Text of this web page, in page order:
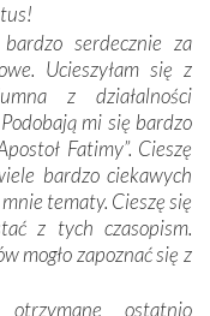
swoją opieką
nacje, które
która zawierza
wierności Bogu i
Trudne momenty w
przypominają o
duszę i o łaskę
pomyślność –
owocuje
serdecznie za
Ucieszyłam się z
z działalności
mi się bardzo
Fatimy”. Cieszę
bardzo ciekawych
tematy. Cieszę się
z tych czasopism.
mogło zapoznać się z
ostatnio